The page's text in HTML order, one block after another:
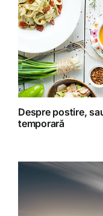
Retete fructariene
Retete preparate
Retete Raw
Despre postire,
temporară